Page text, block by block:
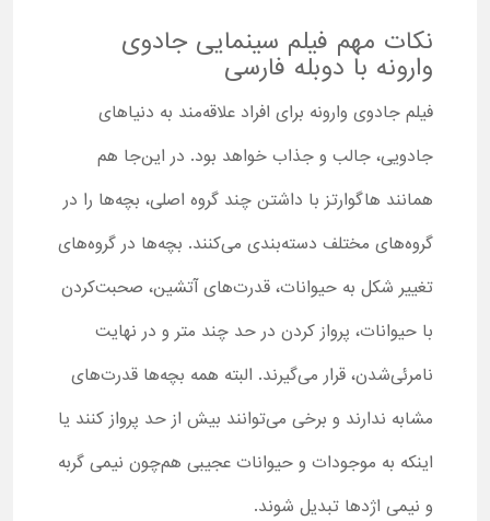
نکات مهم فیلم سینمایی جادوی
وارونه با دوبله فارسی
فیلم جادوی وارونه برای افراد علاقه‌مند به دنیاهای
جادویی، جالب و جذاب خواهد بود. در این‌جا هم
همانند هاگوارتز با داشتن چند گروه اصلی، بچه‌ها را در
گروه‌های مختلف دسته‌بندی می‌کنند. بچه‌ها در گروه‌های
تغییر شکل به حیوانات، قدرت‌های آتشین، صحبت‌کردن
با حیوانات، پرواز کردن در حد چند متر و در نهایت
نامرئی‌شدن، قرار می‌گیرند. البته همه بچه‌ها قدرت‌های
مشابه ندارند و برخی می‌توانند بیش از حد پرواز کنند یا
اینکه به موجودات و حیوانات عجیبی هم‌چون نیمی گربه
و نیمی اژدها تبدیل شوند.